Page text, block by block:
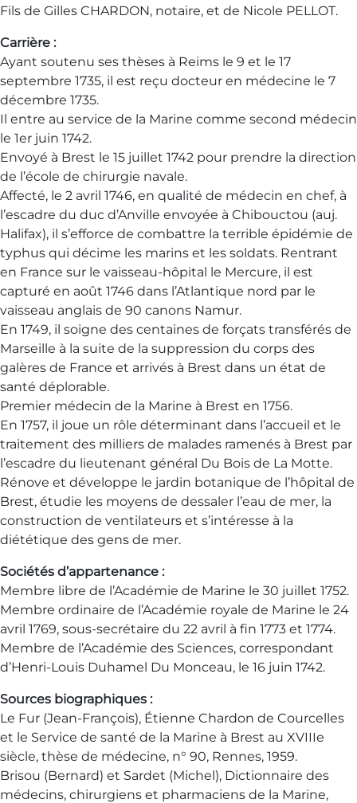
Fils de Gilles CHARDON, notaire, et de Nicole PELLOT.
Carrière :
Ayant soutenu ses thèses à Reims le 9 et le 17
septembre 1735, il est reçu docteur en médecine le 7
décembre 1735.
Il entre au service de la Marine comme second médecin
le 1er juin 1742.
Envoyé à Brest le 15 juillet 1742 pour prendre la direction
de l’école de chirurgie navale.
Affecté, le 2 avril 1746, en qualité de médecin en chef, à
l’escadre du duc d’Anville envoyée à Chibouctou (auj.
Halifax), il s’efforce de combattre la terrible épidémie de
typhus qui décime les marins et les soldats. Rentrant
en France sur le vaisseau-hôpital le Mercure, il est
capturé en août 1746 dans l’Atlantique nord par le
vaisseau anglais de 90 canons Namur.
En 1749, il soigne des centaines de forçats transférés de
Marseille à la suite de la suppression du corps des
galères de France et arrivés à Brest dans un état de
santé déplorable.
Premier médecin de la Marine à Brest en 1756.
En 1757, il joue un rôle déterminant dans l’accueil et le
traitement des milliers de malades ramenés à Brest par
l’escadre du lieutenant général Du Bois de La Motte.
Rénove et développe le jardin botanique de l’hôpital de
Brest, étudie les moyens de dessaler l’eau de mer, la
construction de ventilateurs et s’intéresse à la
diététique des gens de mer.
Sociétés d’appartenance :
Membre libre de l’Académie de Marine le 30 juillet 1752.
Membre ordinaire de l’Académie royale de Marine le 24
avril 1769, sous-secrétaire du 22 avril à fin 1773 et 1774.
Membre de l’Académie des Sciences, correspondant
d’Henri-Louis Duhamel Du Monceau, le 16 juin 1742.
Sources biographiques :
Le Fur (Jean-François), Étienne Chardon de Courcelles
et le Service de santé de la Marine à Brest au XVIIIe
siècle, thèse de médecine, n° 90, Rennes, 1959.
Brisou (Bernard) et Sardet (Michel), Dictionnaire des
médecins, chirurgiens et pharmaciens de la Marine,